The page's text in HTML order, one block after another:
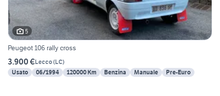
5
Peugeot 106 rally cross
3.900 €Lecco(LC)
Usato
06/1994 120000 Km Benzina Manuale Pre-Euro